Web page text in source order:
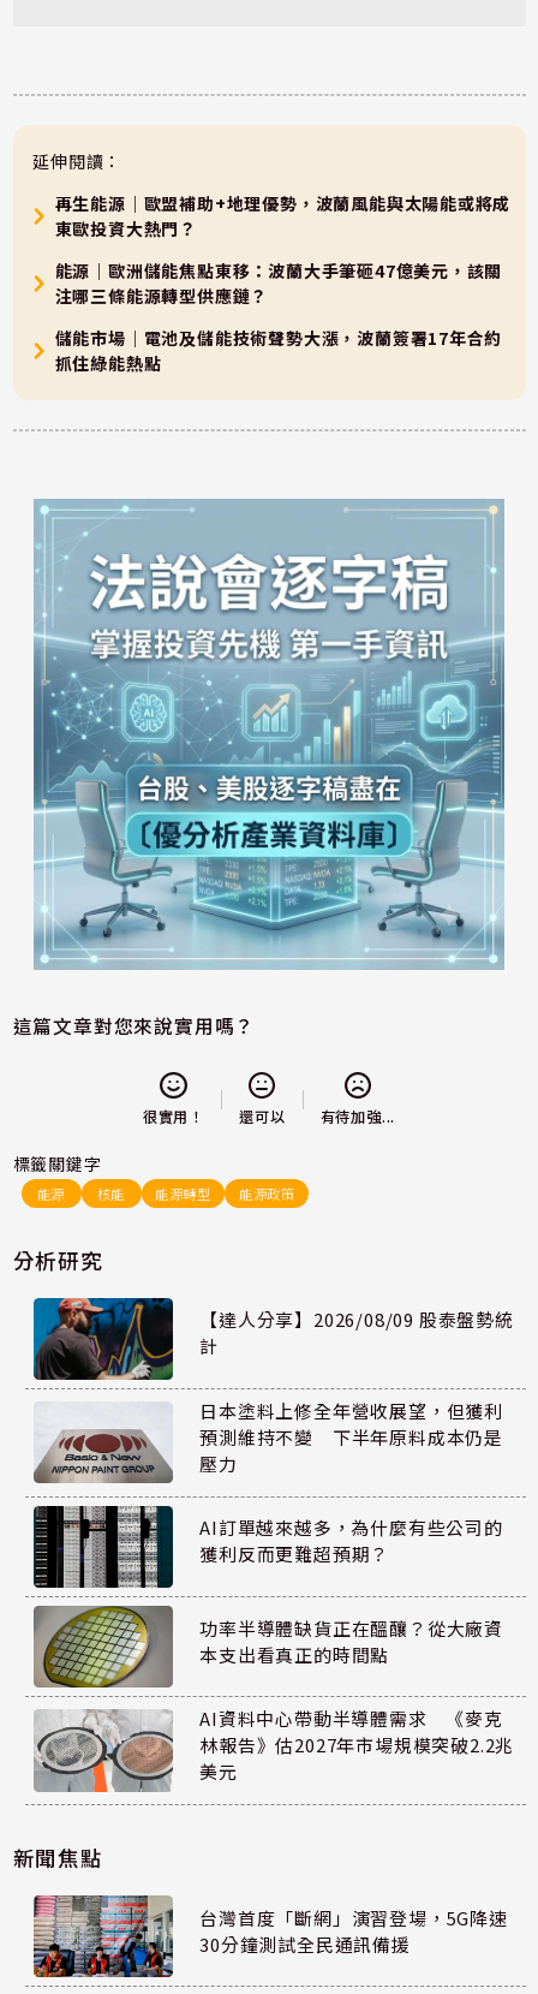
延伸閱讀：
再生能源｜歐盟補助+地理優勢，波蘭風能與太陽能或將成
東歐投資大熱門？
能源｜歐洲儲能焦點東移：波蘭大手筆砸47億美元，該關
注哪三條能源轉型供應鏈？
儲能市場｜電池及儲能技術聲勢大漲，波蘭簽署17年合約
抓住綠能熱點
這篇文章對您來說實用嗎？
很實用！ 還可以 有待加強...
標籤關鍵字
能源 核能 能源轉型 能源政策
分析研究
【達人分享】2026/08/09 股泰盤勢統
計
日本塗料上修全年營收展望，但獲利
預測維持不變 下半年原料成本仍是
壓力
AI訂單越來越多，為什麼有些公司的
獲利反而更難超預期？
功率半導體缺貨正在醞釀？從大廠資
本支出看真正的時間點
AI資料中心帶動半導體需求 《麥克
林報告》估2027年市場規模突破2.2兆
美元
新聞焦點
台灣首度「斷網」演習登場，5G降速
30分鐘測試全民通訊備援